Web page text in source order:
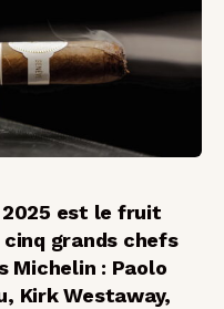
2025 est le fruit
grands chefs
Michelin : Paolo
Kirk Westaway,